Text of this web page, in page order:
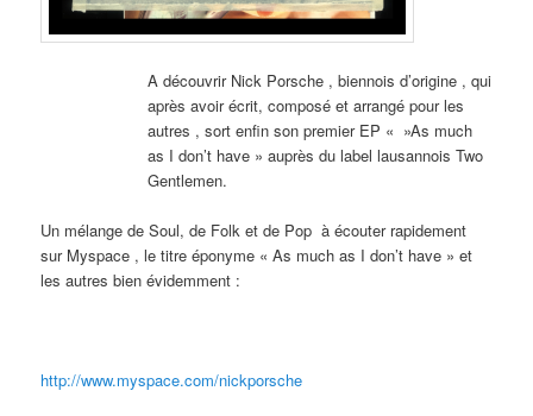
A découvrir Nick Porsche , biennois d’origine , qui
après avoir écrit, composé et arrangé pour les
autres , sort enfin son premier EP « »As much
as I don’t have » auprès du label lausannois Two
Gentlemen.
Un mélange de Soul, de Folk et de Pop à écouter rapidement
sur Myspace , le titre éponyme « As much as I don’t have » et
les autres bien évidemment :
http://www.myspace.com/nickporsche